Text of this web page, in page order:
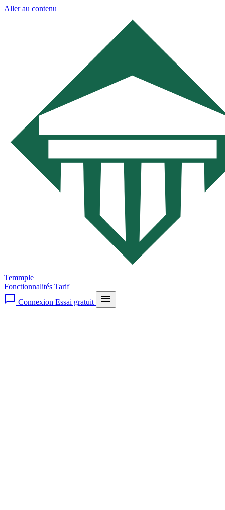
Aller au contenu
Temmple
Fonctionnalités Tarif
chat_bubble_outline Connexion Essai gratuit menu